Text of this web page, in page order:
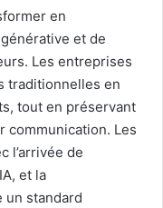
en
générative et de
Les entreprises
traditionnelles en
tout en préservant
communication. Les
l’arrivée de
et la
un standard